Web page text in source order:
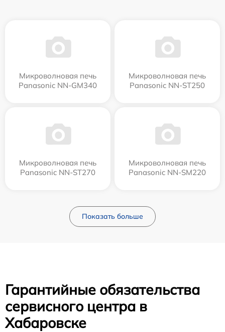
Микроволновая печь
Panasonic NN-GM340
Микроволновая печь
Panasonic NN-ST250
Микроволновая печь
Panasonic NN-ST270
Микроволновая печь
Panasonic NN-SM220
Показать больше
Гарантийные обязательства
сервисного центра в
Хабаровске